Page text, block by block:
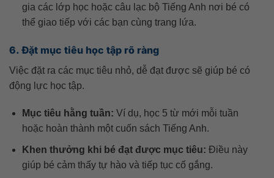
gia các lớp học hoặc câu lạc bộ Tiếng Anh nơi bé có
thể giao tiếp với các bạn cùng trang lứa.
6. Đặt mục tiêu học tập rõ ràng
Việc đặt ra các mục tiêu nhỏ, dễ đạt được sẽ giúp bé có
động lực học tập.
Mục tiêu hằng tuần: Ví dụ, học 5 từ mới mỗi tuần
hoặc hoàn thành một cuốn sách Tiếng Anh.
Khen thưởng khi bé đạt được mục tiêu: Điều này
giúp bé cảm thấy tự hào và tiếp tục cố gắng.